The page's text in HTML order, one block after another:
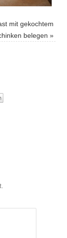
mit gekochtem
belegen »